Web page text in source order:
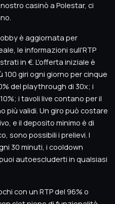
casinò a Polestar, ci
è aggiornata per
le informazioni sull'RTP
in €. L'offerta iniziale è
100 giri ogni giorno per cinque
del playthrough di 30x; i
i tavoli live contano per il
più validi. Un giro può costare
e il deposito minimo è di
sono possibili i prelievi. I
30 minuti, i cooldown
autoescluderti in qualsiasi
con un RTP del 96% o